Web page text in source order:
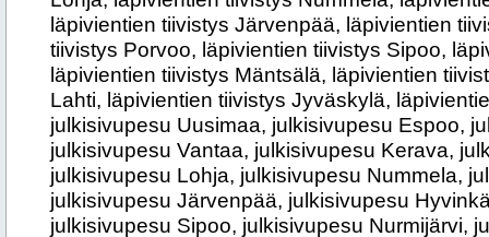
läpivientien tiivistys Järvenpää, läpivientien
tiivistys Porvoo, läpivientien tiivistys Sipoo,
läpivientien tiivistys Mäntsälä, läpivientien
Lahti, läpivientien tiivistys Jyväskylä,
julkisivupesu Uusimaa, julkisivupesu Espoo,
julkisivupesu Vantaa, julkisivupesu Kerava,
julkisivupesu Lohja, julkisivupesu Nummela,
julkisivupesu Järvenpää, julkisivupesu
julkisivupesu Sipoo, julkisivupesu Nurmijärvi,